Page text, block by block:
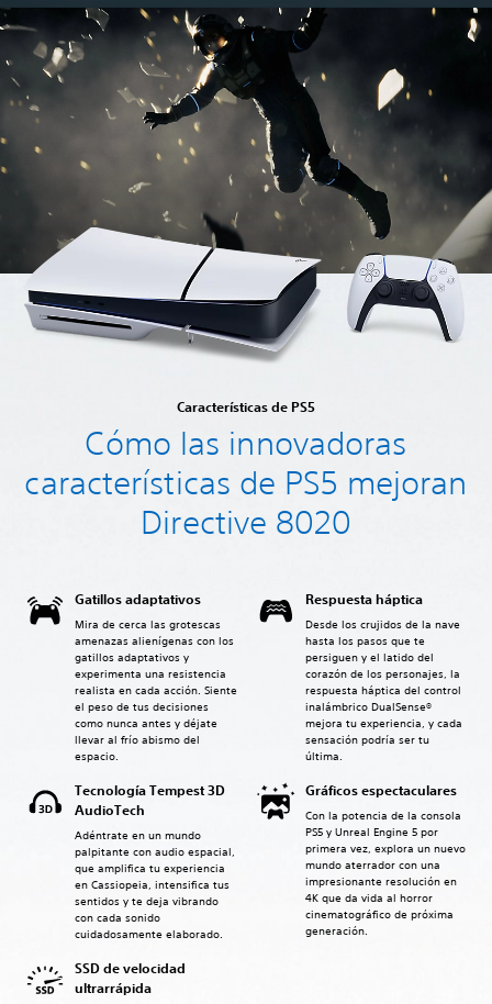
Características de PS5
Cómo las innovadoras
características de PS5 mejoran
Directive 8020
Gatillos adaptativos
Mira de cerca las grotescas
amenazas alienígenas con los
gatillos adaptativos y
experimenta una resistencia
realista en cada acción. Siente
el peso de tus decisiones
como nunca antes y déjate
llevar al frío abismo del
espacio.
Respuesta háptica
Desde los crujidos de la nave
hasta los pasos que te
persiguen y el latido del
corazón de los personajes, la
respuesta háptica del control
inalámbrico DualSense®
mejora tu experiencia, y cada
sensación podría ser tu
última.
Tecnología Tempest 3D
AudioTech
Adéntrate en un mundo
palpitante con audio espacial,
que amplifica tu experiencia
en Cassiopeia, intensifica tus
sentidos y te deja vibrando
con cada sonido
cuidadosamente elaborado.
Gráficos espectaculares
Con la potencia de la consola
PS5 y Unreal Engine 5 por
primera vez, explora un nuevo
mundo aterrador con una
impresionante resolución en
4K que da vida al horror
cinematográfico de próxima
generación.
SSD de velocidad
ultrarrápida